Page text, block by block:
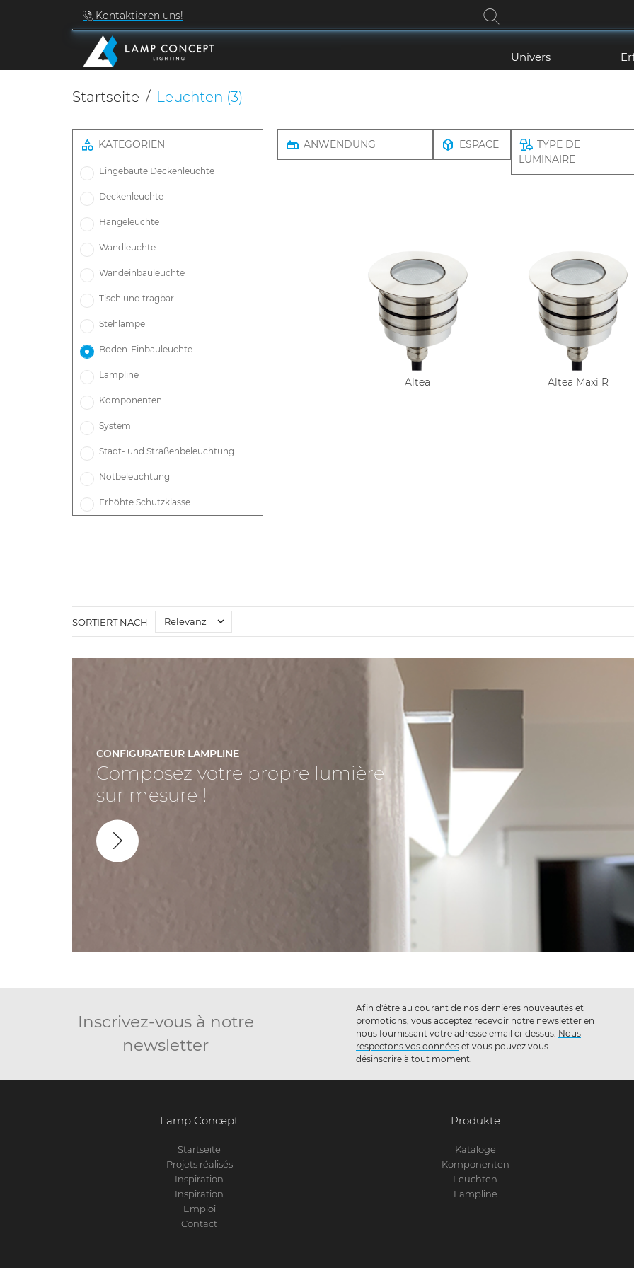
Kontaktieren uns!
Univers
Startseite Leuchten (3)
KATEGORIEN
Eingebaute Deckenleuchte
Deckenleuchte
Hängeleuchte
Wandleuchte
Wandeinbauleuchte
Tisch und tragbar
Stehlampe
Boden-Einbauleuchte
Lampline
Komponenten
System
Stadt- und Straßenbeleuchtung
Notbeleuchtung
Erhöhte Schutzklasse
ANWENDUNG ESPACE
TYPE DE
LUMINAIRE
Altea Altea Maxi R
SORTIERT NACH Relevanz 
CONFIGURATEUR LAMPLINE
Composez votre propre lumière
sur mesure !
Inscrivez-vous à notre
newsletter
Afin d'être au courant de nos dernières nouveautés et
promotions, vous acceptez recevoir notre newsletter en
nous fournissant votre adresse email ci-dessus. Nous
respectons vos données et vous pouvez vous
désinscrire à tout moment.
Lamp Concept
Startseite
Projets réalisés
Inspiration
Inspiration
Emploi
Contact
Produkte
Kataloge
Komponenten
Leuchten
Lampline